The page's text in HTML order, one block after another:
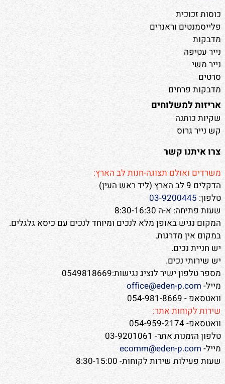
כוסות זכוכית
פלייסמנטים וראנרים
מדבקות
נייר עטיפה
נייר משי
סרטים
מדבקות פרחים
אריזות למשלוחים
שקיות כותנה
קש נייר גרוס
צרו איתנו קשר
משרדים ואולם תצוגה-חנות לב הארץ:
הדקלים 9 לב הארץ (ליד ראש העין)
טלפון: 03-9200445
שעות פתיחה: א-ה 8:30-16:30
המקום נגיש באופן מלא לנכים ומיוחד לנכים עם כיסא גלגלים.
במקום אין מדרגות.
יש חניית נכים.
יש שירותי נכים.
מספר טלפון ישיר לנציג נגישות:0549818669
מייל- office@eden-p.com
וואטסאפ - 054-981-8669
שירות לקוחות אתר:
וואטסאפ- 054-959-2174
טלפון הזמנות אתר- 03-9201061
מייל- ecomm@eden-p.com
שעות פעילות שירות לקוחות- 8:30-15:00